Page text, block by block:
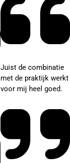
Juist de combinatie
met de praktijk werkt
voor mij heel goed.